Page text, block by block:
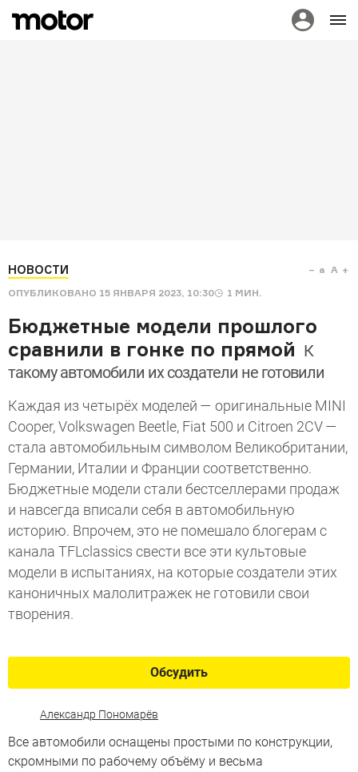
НОВОСТИ
ОПУБЛИКОВАНО 15 ЯНВАРЯ 2023, 10:30 1 МИН.
a A
Бюджетные модели прошлого
сравнили в гонке по прямой К
такому автомобили их создатели не готовили
Каждая из четырёх моделей — оригинальные MINI
Cooper, Volkswagen Beetle, Fiat 500 и Citroen 2CV —
стала автомобильным символом Великобритании,
Германии, Италии и Франции соответственно.
Бюджетные модели стали бестселлерами продаж
и навсегда вписали себя в автомобильную
историю. Впрочем, это не помешало блогерам с
канала TFLclassics свести все эти культовые
модели в испытаниях, на которые создатели этих
каноничных малолитражек не готовили свои
творения.
Обсудить
Александр Пономарёв
Все автомобили оснащены простыми по конструкции,
скромными по рабочему объёму и весьма